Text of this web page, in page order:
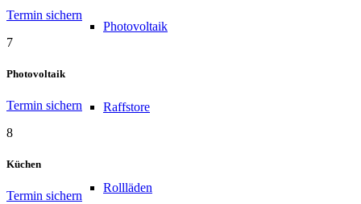
Photovoltaik
Raffstore
Rollläden
Termin sichern
7
Photovoltaik
Termin sichern
8
Küchen
Termin sichern